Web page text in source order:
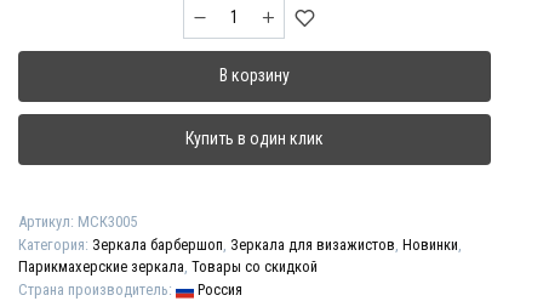
Количество
товара
"Твист"
с
подсветкой
В корзину
Купить в один клик
Артикул: МСК3005
Категория: Зеркала барбершоп Зеркала для визажистов Новинки
Парикмахерские зеркала Товары со скидкой
Страна производитель:
Россия